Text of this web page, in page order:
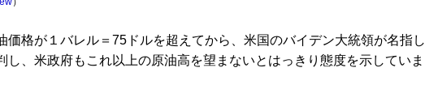
格が１バレル＝75ドルを超えてから、米国のバイデン大統領が名指し
し、米政府もこれ以上の原油高を望まないとはっきり態度を示していま